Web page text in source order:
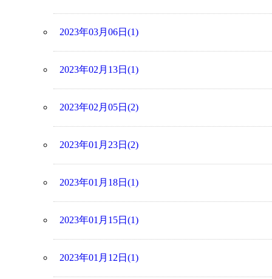
2023年03月06日(1)
2023年02月13日(1)
2023年02月05日(2)
2023年01月23日(2)
2023年01月18日(1)
2023年01月15日(1)
2023年01月12日(1)